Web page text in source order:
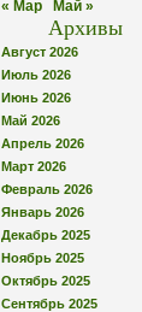
« Мар Май »
Архивы
Август 2026
Июль 2026
Июнь 2026
Май 2026
Апрель 2026
Март 2026
Февраль 2026
Январь 2026
Декабрь 2025
Ноябрь 2025
Октябрь 2025
Сентябрь 2025